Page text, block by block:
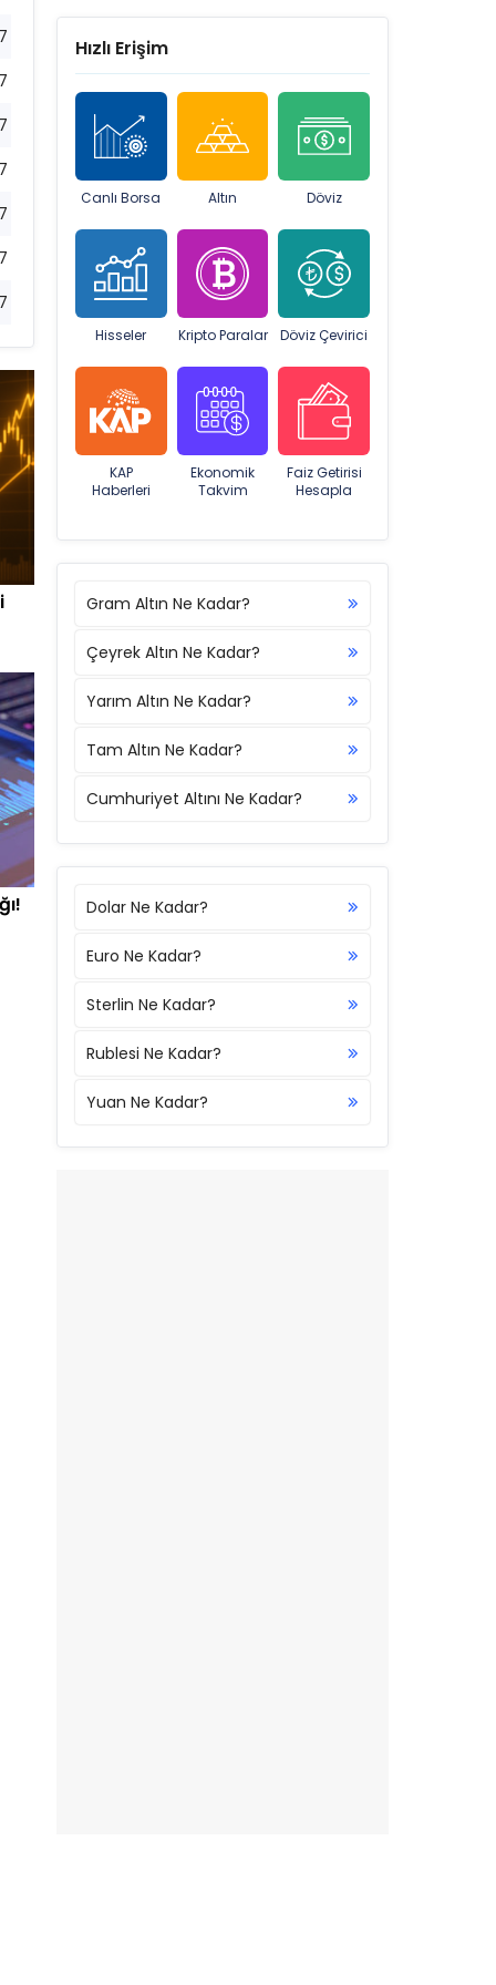
Hızlı Erişim
Canlı Borsa Altın Döviz
Hisseler Kripto Paralar Döviz Çevirici
KAP
Haberleri
Ekonomik
Takvim
Faiz Getirisi
Hesapla
Gram Altın Ne Kadar?
Çeyrek Altın Ne Kadar?
Yarım Altın Ne Kadar?
Tam Altın Ne Kadar?
Cumhuriyet Altını Ne Kadar?
Dolar Ne Kadar?
Euro Ne Kadar?
Sterlin Ne Kadar?
Rublesi Ne Kadar?
Yuan Ne Kadar?